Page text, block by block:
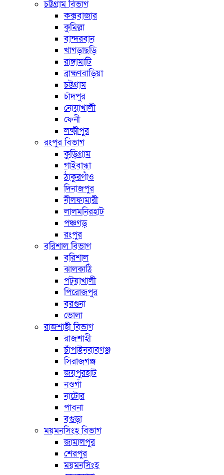
চট্টগ্রাম বিভাগ
কক্সবাজার
কুমিল্লা
বান্দরবান
খাগড়াছড়ি
রাঙ্গামাটি
ব্রাহ্মণবাড়িয়া
চট্টগ্রাম
চাঁদপুর
নোয়াখালী
ফেনী
লক্ষ্মীপুর
রংপুর বিভাগ
কুড়িগ্রাম
গাইবান্ধা
ঠাকুরগাঁও
দিনাজপুর
নীলফামারী
লালমনিরহাট
পঞ্চগড়
রংপুর
বরিশাল বিভাগ
বরিশাল
ঝালকাঠি
পটুয়াখালী
পিরোজপুর
বরগুনা
ভোলা
রাজশাহী বিভাগ
রাজশাহী
চাঁপাইনবাবগঞ্জ
সিরাজগঞ্জ
জয়পুরহাট
নওগাঁ
নাটোর
পাবনা
বগুড়া
ময়মনসিংহ বিভাগ
জামালপুর
শেরপুর
ময়মনসিংহ